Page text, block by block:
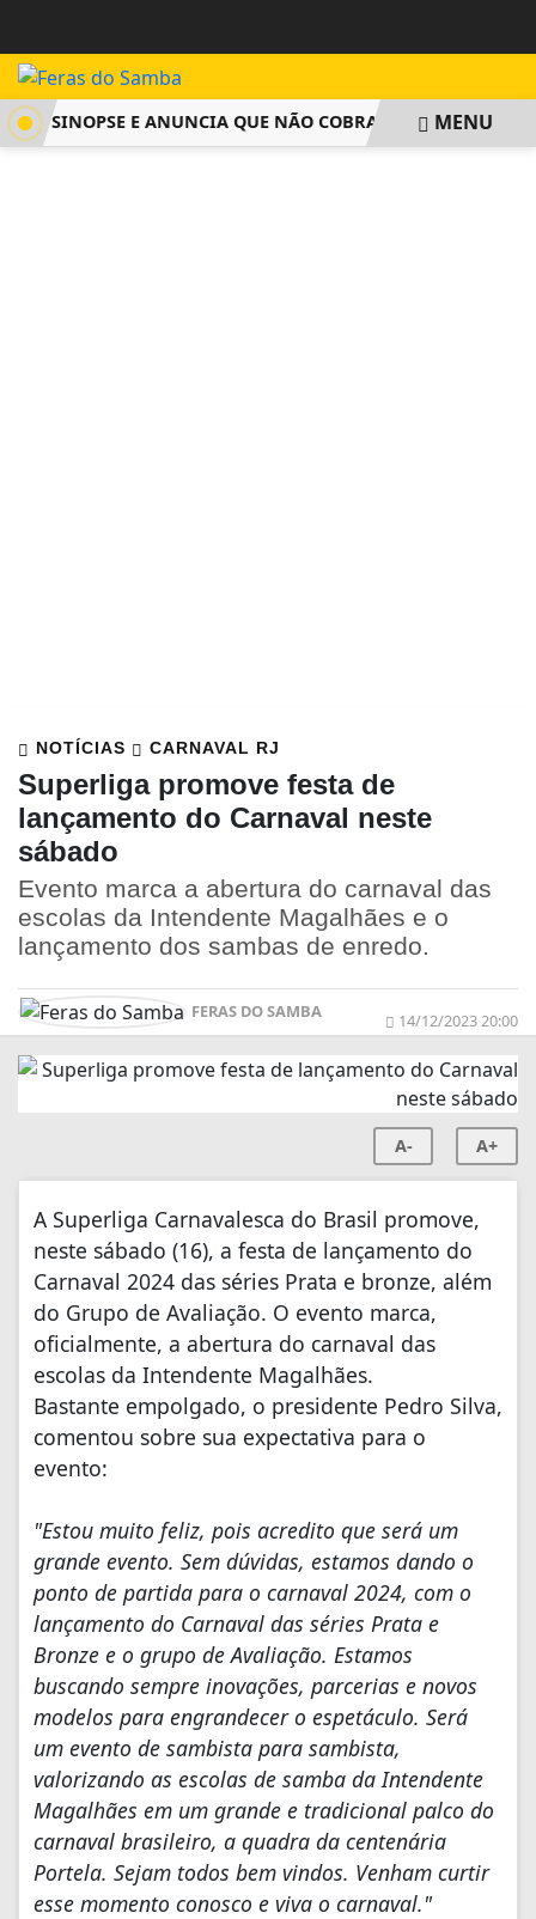
SINOPSE E ANUNCIA QUE NÃO COBRARÁ TAXA DEMENU
NOTÍCIAS CARNAVAL RJ
Superliga promove festa de
lançamento do Carnaval neste
sábado
Evento marca a abertura do carnaval das
escolas da Intendente Magalhães e o
lançamento dos sambas de enredo.
FERAS DO SAMBA 14/12/2023 20:00
A- A+
A Superliga Carnavalesca do Brasil promove,
neste sábado (16), a festa de lançamento do
Carnaval 2024 das séries Prata e bronze, além
do Grupo de Avaliação. O evento marca,
oficialmente, a abertura do carnaval das
escolas da Intendente Magalhães.
Bastante empolgado, o presidente Pedro Silva,
comentou sobre sua expectativa para o
evento:
"Estou muito feliz, pois acredito que será um
grande evento. Sem dúvidas, estamos dando o
ponto de partida para o carnaval 2024, com o
lançamento do Carnaval das séries Prata e
Bronze e o grupo de Avaliação. Estamos
buscando sempre inovações, parcerias e novos
modelos para engrandecer o espetáculo. Será
um evento de sambista para sambista,
valorizando as escolas de samba da Intendente
Magalhães em um grande e tradicional palco do
carnaval brasileiro, a quadra da centenária
Portela. Sejam todos bem vindos. Venham curtir
esse momento conosco e viva o carnaval."